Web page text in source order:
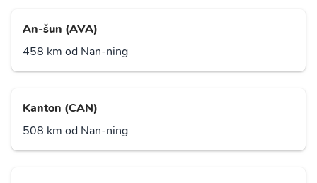
An-šun (AVA)
458 km od Nan-ning
Kanton (CAN)
508 km od Nan-ning